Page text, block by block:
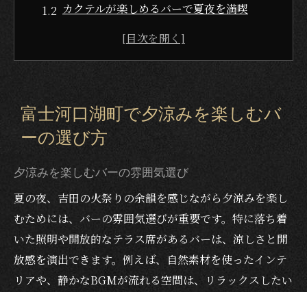
カクテルが楽しめるバーで夏夜を満喫
恋人や友達とバーでリラックスする方法
静かな時間を過ごせるバーの選び方
吉田の火祭りで盛り上がった後に行きたいバー
火祭りの感動をバーで語り合う楽しみ方
友達と盛り上がるバーのおすすめポイント
恋人と過ごすおしゃれなバーでのひととき
夏の夜に合うカクテルが揃うバーの魅力
火祭り後の余韻を楽しむバーの過ごし方
富士河口湖町で人気のバーとは
恋人と楽しむ富士河口湖町の夏夜デートスポッ
富士河口湖町で夕涼みを楽しむバ
ーの選び方
夕涼みを楽しむバーの雰囲気選び
夏の夜、吉田の火祭りの余韻を感じながら夕涼みを楽し
むためには、バーの雰囲気選びが重要です。特に落ち着
いた照明や開放的なテラス席があるバーは、涼しさと開
放感を演出できます。例えば、自然素材を使ったインテ
リアや、静かなBGMが流れる空間は、リラックスしたい